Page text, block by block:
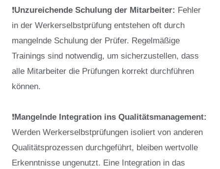
❗Unzureichende Schulung der Mitarbeiter: Fehler
in der Werkerselbstprüfung entstehen oft durch
mangelnde Schulung der Prüfer. Regelmäßige
Trainings sind notwendig, um sicherzustellen, dass
alle Mitarbeiter die Prüfungen korrekt durchführen
können.
❗Mangelnde Integration ins Qualitätsmanagement:
Werden Werkerselbstprüfungen isoliert von anderen
Qualitätsprozessen durchgeführt, bleiben wertvolle
Erkenntnisse ungenutzt. Eine Integration in das